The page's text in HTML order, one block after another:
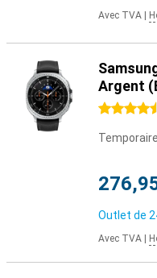
Avec TVA
Argent
4.5 étoiles
Outlet de
Avec TVA